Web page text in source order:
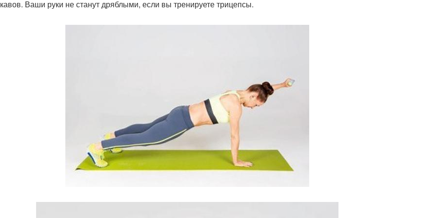
Ваши руки не станут дряблыми, если вы тренируете трицепсы.